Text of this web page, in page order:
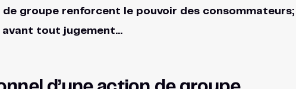
groupe renforcent le pouvoir des
avant tout jugement…